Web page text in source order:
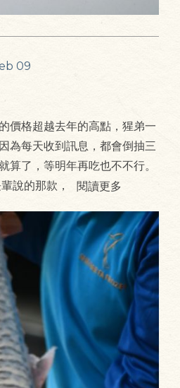
09
價格超越去年的高點，猩弟一
為每天收到訊息，都會倒抽三
算了，等明年再吃也不不行。
說的那款，
閱讀更多